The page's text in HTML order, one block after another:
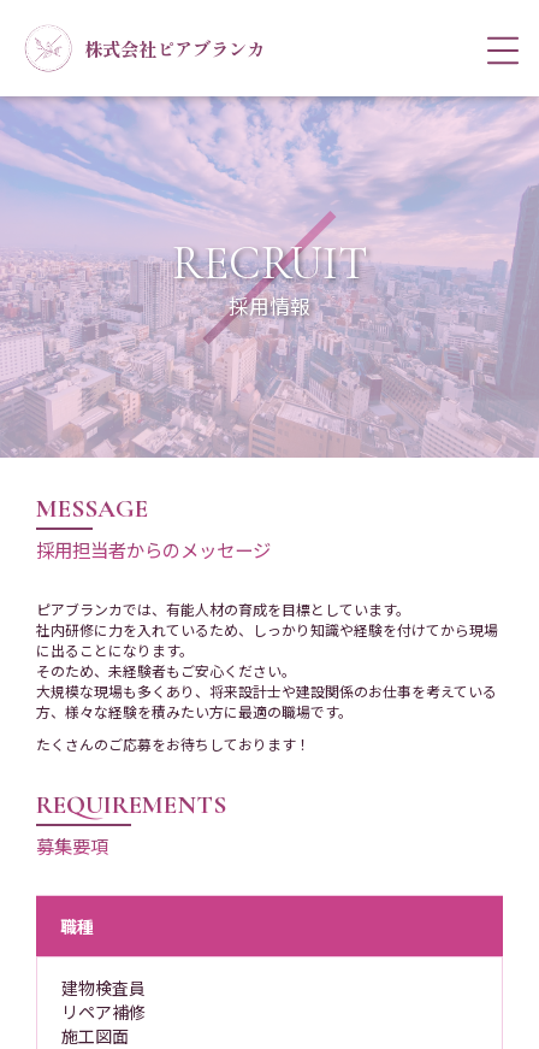
株式会社ピアブランカ
RECRUIT
採用情報
MESSAGE
採用担当者からのメッセージ
ピアブランカでは、有能人材の育成を目標としています。
社内研修に力を入れているため、しっかり知識や経験を付けてから現場
に出ることになります。
そのため、未経験者もご安心ください。
大規模な現場も多くあり、将来設計士や建設関係のお仕事を考えている
方、様々な経験を積みたい方に最適の職場です。
たくさんのご応募をお待ちしております！
REQUIREMENTS
募集要項
職種
建物検査員
リペア補修
施工図面